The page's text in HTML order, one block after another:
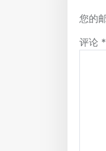
您的
评论 *